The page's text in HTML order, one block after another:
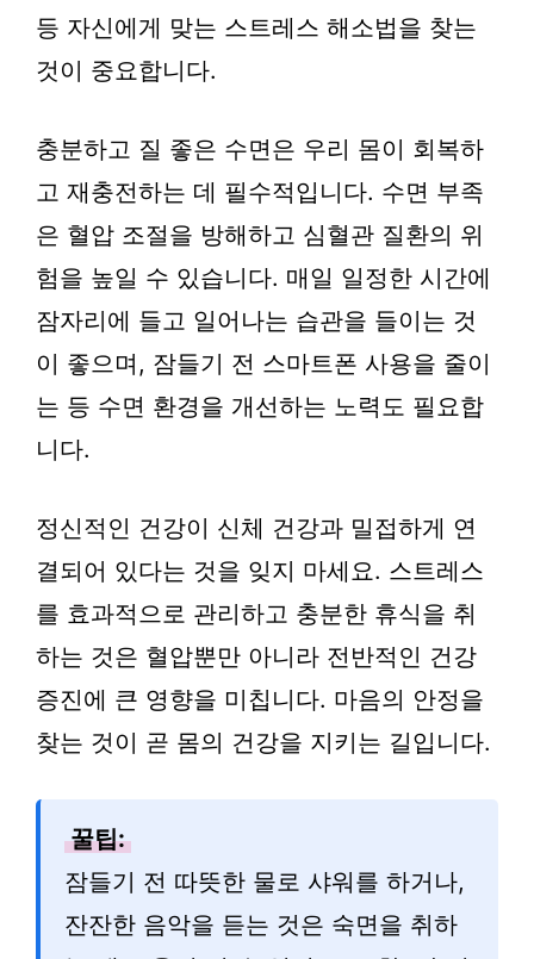
등 자신에게 맞는 스트레스 해소법을 찾는
것이 중요합니다.
충분하고 질 좋은 수면은 우리 몸이 회복하
고 재충전하는 데 필수적입니다. 수면 부족
은 혈압 조절을 방해하고 심혈관 질환의 위
험을 높일 수 있습니다. 매일 일정한 시간에
잠자리에 들고 일어나는 습관을 들이는 것
이 좋으며, 잠들기 전 스마트폰 사용을 줄이
는 등 수면 환경을 개선하는 노력도 필요합
니다.
정신적인 건강이 신체 건강과 밀접하게 연
결되어 있다는 것을 잊지 마세요. 스트레스
를 효과적으로 관리하고 충분한 휴식을 취
하는 것은 혈압뿐만 아니라 전반적인 건강
증진에 큰 영향을 미칩니다. 마음의 안정을
찾는 것이 곧 몸의 건강을 지키는 길입니다.
꿀팁:
잠들기 전 따뜻한 물로 샤워를 하거나,
잔잔한 음악을 듣는 것은 숙면을 취하